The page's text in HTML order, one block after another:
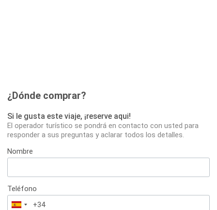
¿Dónde comprar?
Si le gusta este viaje, ¡reserve aqui!
El operador turístico se pondrá en contacto con usted para
responder a sus preguntas y aclarar todos los detalles.
Nombre
Teléfono
España